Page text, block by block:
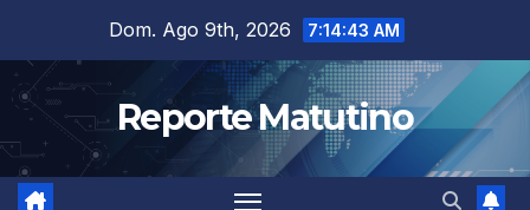
contenido
Dom. Ago 9th, 2026 7:14:44 AM
Reporte Matutino